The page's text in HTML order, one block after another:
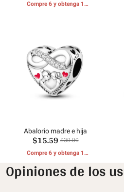
Compre 6 y obtenga 1
Abalorio madre e hija
$15.59 $30.00
Compre 6 y obtenga 1
Opiniones de los